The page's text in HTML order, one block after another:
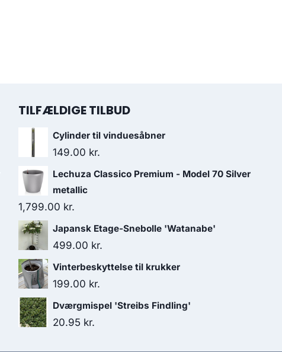
TILFÆLDIGE TILBUD
Cylinder til vinduesåbner
149.00 kr.
Lechuza Classico Premium - Model 70 Silver
metallic
1,799.00 kr.
Japansk Etage-Snebolle 'Watanabe'
499.00 kr.
Vinterbeskyttelse til krukker
199.00 kr.
Dværgmispel 'Streibs Findling'
20.95 kr.